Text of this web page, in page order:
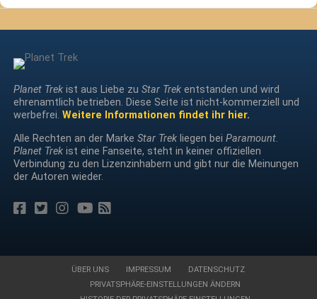
Planet Trekist aus Liebe zu Star Trekentstanden und wird
ehrenamtlich betrieben. Diese Seite ist nicht-kommerziell und
werbefrei. Weitere Informationen findet ihr hier.
Alle Rechten an der Marke Star Trekliegen bei Paramount.
Planet Trekist eine Fanseite, steht in keiner offiziellen
Verbindung zu den Lizenzinhabern und gibt nur die Meinungen
der Autoren wieder.
ÜBER UNS IMPRESSUM
DATENSCHUTZ
PRIVATSPHÄRE-EINSTELLUNGEN ÄNDERN